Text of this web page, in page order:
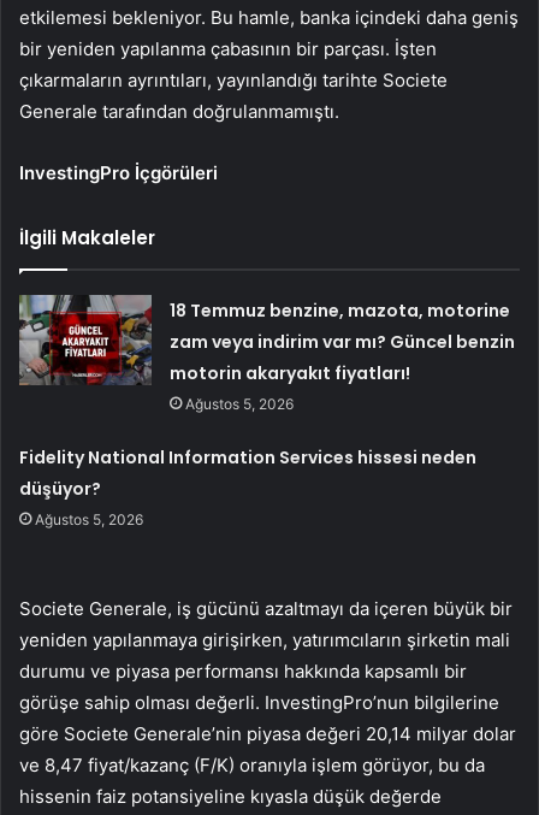
etkilemesi bekleniyor. Bu hamle, banka içindeki daha geniş
bir yeniden yapılanma çabasının bir parçası. İşten
çıkarmaların ayrıntıları, yayınlandığı tarihte Societe
Generale tarafından doğrulanmamıştı.
InvestingPro İçgörüleri
İlgili Makaleler
18 Temmuz benzine, mazota, motorine
zam veya indirim var mı? Güncel benzin
motorin akaryakıt fiyatları!
Ağustos 5, 2026
Fidelity National Information Services hissesi neden
düşüyor?
Ağustos 5, 2026
Societe Generale, iş gücünü azaltmayı da içeren büyük bir
yeniden yapılanmaya girişirken, yatırımcıların şirketin mali
durumu ve piyasa performansı hakkında kapsamlı bir
görüşe sahip olması değerli. InvestingPro’nun bilgilerine
göre Societe Generale’nin piyasa değeri 20,14 milyar dolar
ve 8,47 fiyat/kazanç (F/K) oranıyla işlem görüyor, bu da
hissenin faiz potansiyeline kıyasla düşük değerde